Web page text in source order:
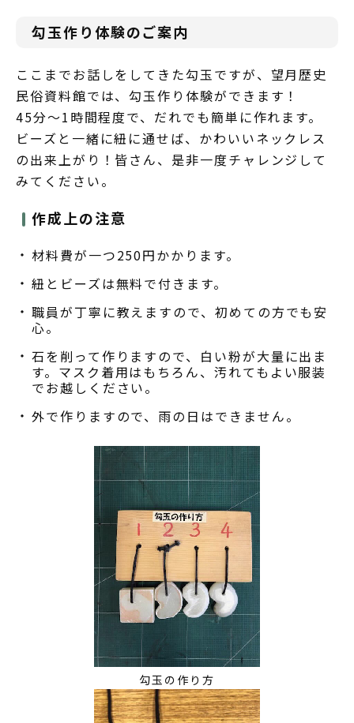
勾玉作り体験のご案内
ここまでお話しをしてきた勾玉ですが、望月歴史
民俗資料館では、勾玉作り体験ができます！
45分～1時間程度で、だれでも簡単に作れます。
ビーズと一緒に紐に通せば、かわいいネックレス
の出来上がり！皆さん、是非一度チャレンジして
みてください。
作成上の注意
材料費が一つ250円かかります。
紐とビーズは無料で付きます。
職員が丁寧に教えますので、初めての方でも安
心。
石を削って作りますので、白い粉が大量に出ま
す。マスク着用はもちろん、汚れてもよい服装
でお越しください。
外で作りますので、雨の日はできません。
勾玉の作り方